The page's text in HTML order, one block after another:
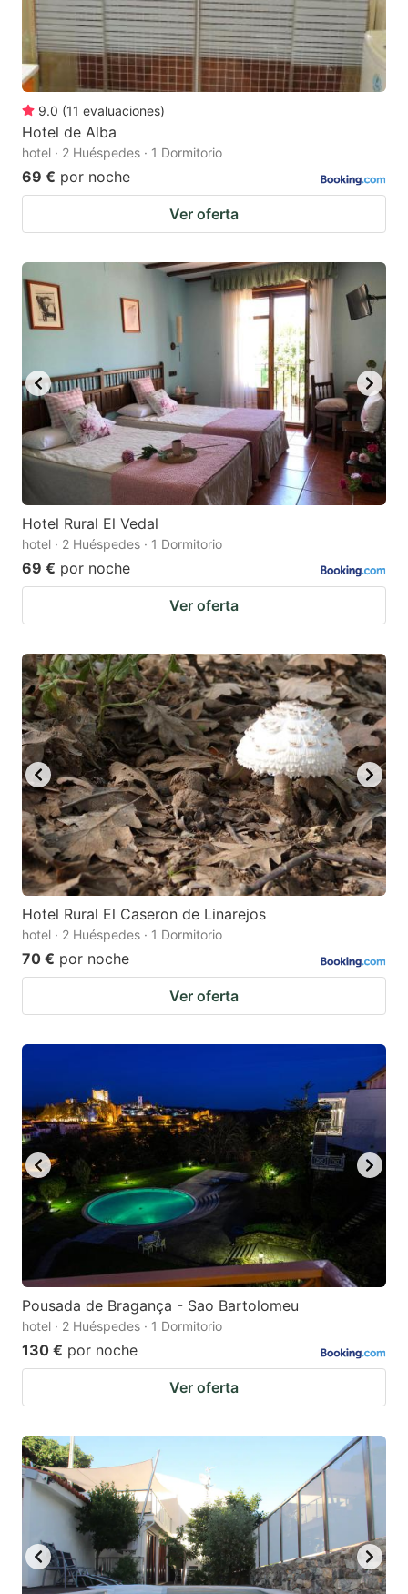
9.0 (11 evaluaciones)
Hotel de Alba
hotel · 2 Huéspedes · 1 Dormitorio
69 € por noche
Ver oferta
Hotel Rural El Vedal
hotel · 2 Huéspedes · 1 Dormitorio
69 € por noche
Ver oferta
Hotel Rural El Caseron de Linarejos
hotel · 2 Huéspedes · 1 Dormitorio
70 € por noche
Ver oferta
Pousada de Bragança - Sao Bartolomeu
hotel · 2 Huéspedes · 1 Dormitorio
130 € por noche
Ver oferta